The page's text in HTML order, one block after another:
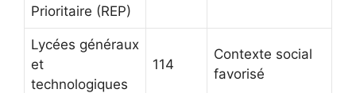
Prioritaire (REP)
Lycées généraux
et
technologiques
114
Contexte social
favorisé